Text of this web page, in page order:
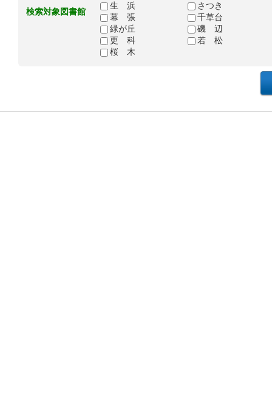
検索対象図書館
生 浜
さつき
幕 張
千草台
緑が丘
磯 辺
更 科
若 松
桜 木